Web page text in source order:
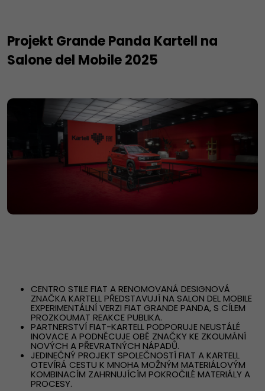
Projekt Grande Panda Kartell na
Salone del Mobile 2025
CENTRO STILE FIAT A RENOMOVANÁ DESIGNOVÁ
ZNAČKA KARTELL PŘEDSTAVUJÍ NA SALON DEL MOBILE
EXPERIMENTÁLNÍ VERZI FIAT GRANDE PANDA, S CÍLEM
PROZKOUMAT REAKCE PUBLIKA.
PARTNERSTVÍ FIAT-KARTELL PODPORUJE NEUSTÁLÉ
INOVACE A PODNĚCUJE OBĚ ZNAČKY KE ZKOUMÁNÍ
NOVÝCH A PŘEVRATNÝCH NÁPADŮ.
JEDINEČNÝ PROJEKT SPOLEČNOSTÍ FIAT A KARTELL
OTEVÍRÁ CESTU K MNOHA MOŽNÝM MATERIÁLOVÝM
KOMBINACÍM ZAHRNUJÍCÍM POKROČILÉ MATERIÁLY A
PROCESY.